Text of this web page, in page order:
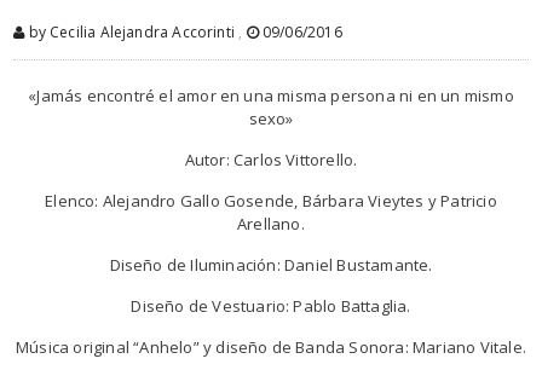
by Cecilia Alejandra Accorinti , 09/06/2016
«Jamás encontré el amor en una misma persona ni en un mismo
sexo»
Autor: Carlos Vittorello.
Elenco: Alejandro Gallo Gosende, Bárbara Vieytes y Patricio
Arellano.
Diseño de Iluminación: Daniel Bustamante.
Diseño de Vestuario: Pablo Battaglia.
Música original “Anhelo” y diseño de Banda Sonora: Mariano Vitale.